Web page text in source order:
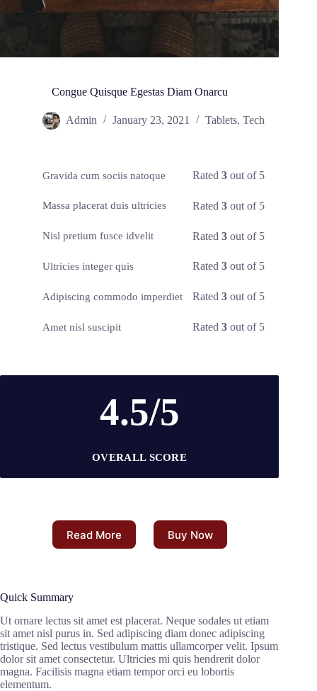
Congue Quisque Egestas Diam Onarcu
Admin January 23, 2021 Tablets,Tech
Gravida cum sociis natoque Rated3 out of 5
Massa placerat duis ultricies Rated3 out of 5
Nisl pretium fusce idvelit Rated3 out of 5
Ultricies integer quis Rated3 out of 5
Adipiscing commodo imperdiet Rated3 out of 5
Amet nisl suscipit Rated3 out of 5
4.5/5
OVERALL SCORE
Read More Buy Now
Quick Summary
Ut ornare lectus sit amet est placerat. Neque sodales ut etiam
sit amet nisl purus in. Sed adipiscing diam donec adipiscing
tristique. Sed lectus vestibulum mattis ullamcorper velit. Ipsum
dolor sit amet consectetur. Ultricies mi quis hendrerit dolor
magna. Facilisis magna etiam tempor orci eu lobortis
elementum.